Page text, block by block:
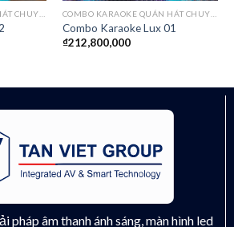
Combo Karaoke Lux 01
₫212,800,000
pháp âm thanh ánh sáng, màn hình led